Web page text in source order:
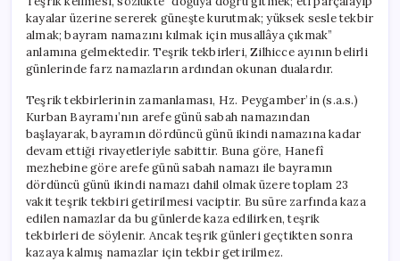
kayalar üzerine sererek güneşte kurutmak; yüksek sesle tekbir
almak; bayram namazını kılmak için musallâya çıkmak”
anlamına gelmektedir. Teşrik tekbirleri, Zilhicce ayının belirli
günlerinde farz namazların ardından okunan dualardır.
Teşrik tekbirlerinin zamanlaması, Hz. Peygamber’in (s.a.s.)
Kurban Bayramı’nın arefe günü sabah namazından
başlayarak, bayramın dördüncü günü ikindi namazına kadar
devam ettiği rivayetleriyle sabittir. Buna göre, Hanefî
mezhebine göre arefe günü sabah namazı ile bayramın
dördüncü günü ikindi namazı dahil olmak üzere toplam 23
vakit teşrik tekbiri getirilmesi vaciptir. Bu süre zarfında kaza
edilen namazlar da bu günlerde kaza edilirken, teşrik
tekbirleri de söylenir. Ancak teşrik günleri geçtikten sonra
kazaya kalmış namazlar için tekbir getirilmez.